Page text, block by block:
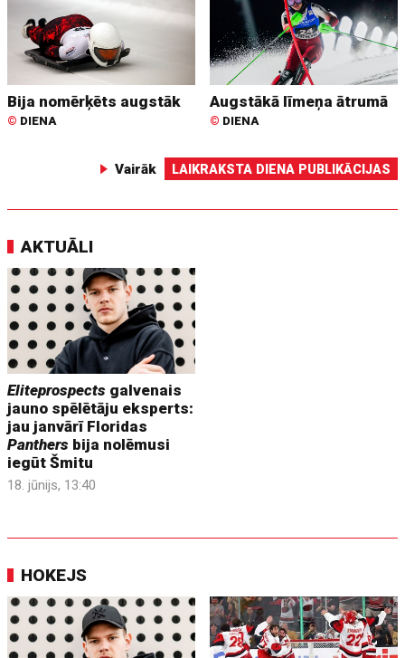
Bija nomērķēts augstāk
© DIENA
Augstākā līmeņa ātrumā
© DIENA
Vairāk LAIKRAKSTA DIENA PUBLIKĀCIJAS
AKTUĀLI
Eliteprospects galvenais
jauno spēlētāju eksperts:
jau janvārī Floridas
Panthers bija nolēmusi
iegūt Šmitu
18. jūnijs, 13:40
HOKEJS